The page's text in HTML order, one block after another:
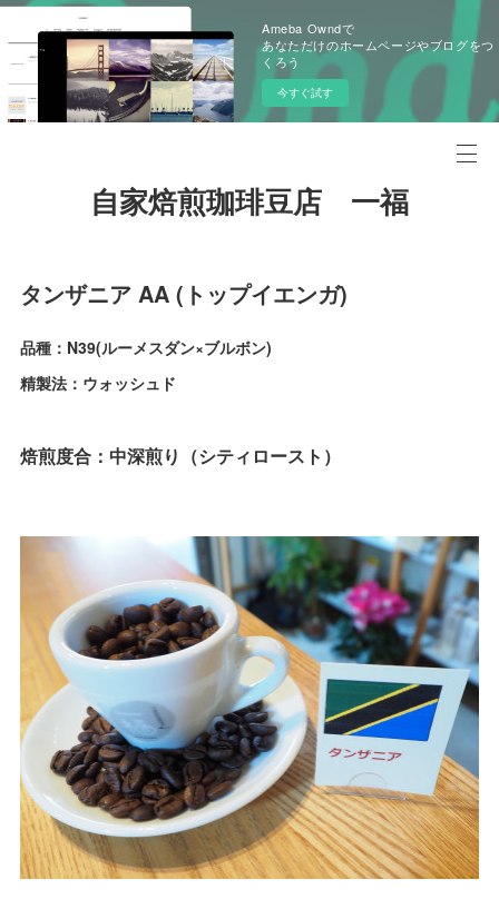
Ameba Owndで
あなただけのホームページやブログをつ
くろう
今すぐ試す
自家焙煎珈琲豆店 一福
タンザニア AA (トップイエンガ)
品種：N39(ルーメスダン×ブルボン)
精製法：ウォッシュド
焙煎度合：中深煎り（シティロースト）